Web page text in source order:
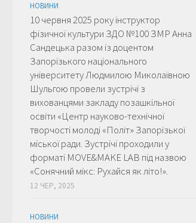
НОВИНИ
10 червня 2025 року інструктор
фізичної культури ЗДО №100 ЗМР Анна
Сандецька разом із доцентом
Запорізького національного
університету Людмилою Миколаївною
Шульгою провели зустрічі з
вихованцями закладу позашкільної
освіти «Центр науково-технічної
творчості молоді «Політ» Запорізької
міської ради. Зустрічі проходили у
форматі MOVE&MAKE LAB під назвою
«Сонячний мікс: Рухайся як літо!».
12 ЧЕР, 2025
НОВИНИ